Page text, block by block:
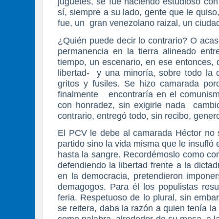
sí, siempre a su lado, gente que le
fue, un gran venezolano raizal, un
¿Quién puede decir lo contrario? O
permanencia en la tierra alineado
tiempo, un escenario, en ese
libertad- y una minoría, sobre todo la
gritos y fusiles. Se hizo camarada
finalmente encontraría en el
con honradez, sin exigirle nada
contrario, entregó todo, sin recibo,
El PCV le debe al camarada Héctor
partido sino la vida misma que le
hasta la sangre. Recordémoslo como
defendiendo la libertad frente a la
en la democracia, pretendieron
demagogos. Para él los populistas
feria. Respetuoso de lo plural, sin
se reitera, daba la razón a quien tenía